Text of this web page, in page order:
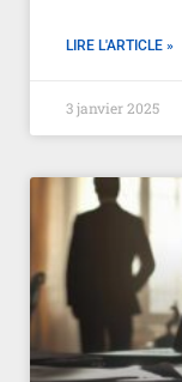
LIRE L'ARTICLE »
3 janvier 2025